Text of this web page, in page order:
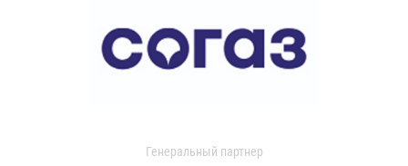
Генеральный партнер